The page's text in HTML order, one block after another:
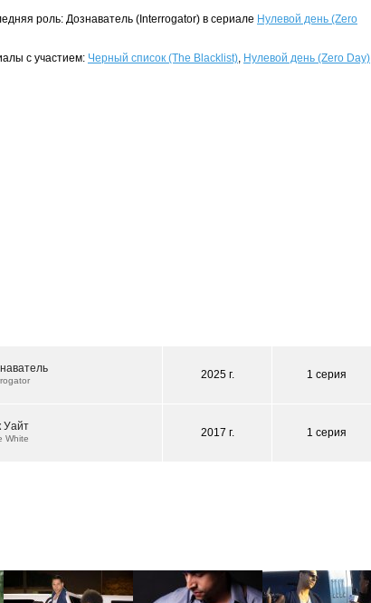
роль: Дознаватель (Interrogator) в сериале Нулевой день (Zero
с участием: Черный список (The Blacklist), Нулевой день (Zero Day)
2025 г. 1 серия
Уайт
White 2017 г. 1 серия